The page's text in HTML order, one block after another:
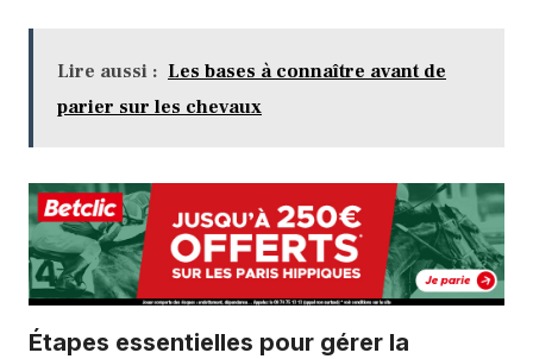
Lire aussi : Les bases à connaître avant de
parier sur les chevaux
Étapes essentielles pour gérer la